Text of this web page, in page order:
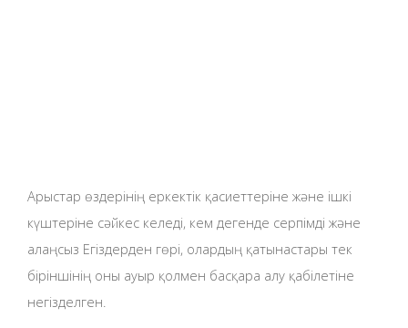
Арыстар өздерінің еркектік қасиеттеріне және ішкі
күштеріне сәйкес келеді, кем дегенде серпімді және
алаңсыз Егіздерден гөрі, олардың қатынастары тек
біріншінің оны ауыр қолмен басқара алу қабілетіне
негізделген.